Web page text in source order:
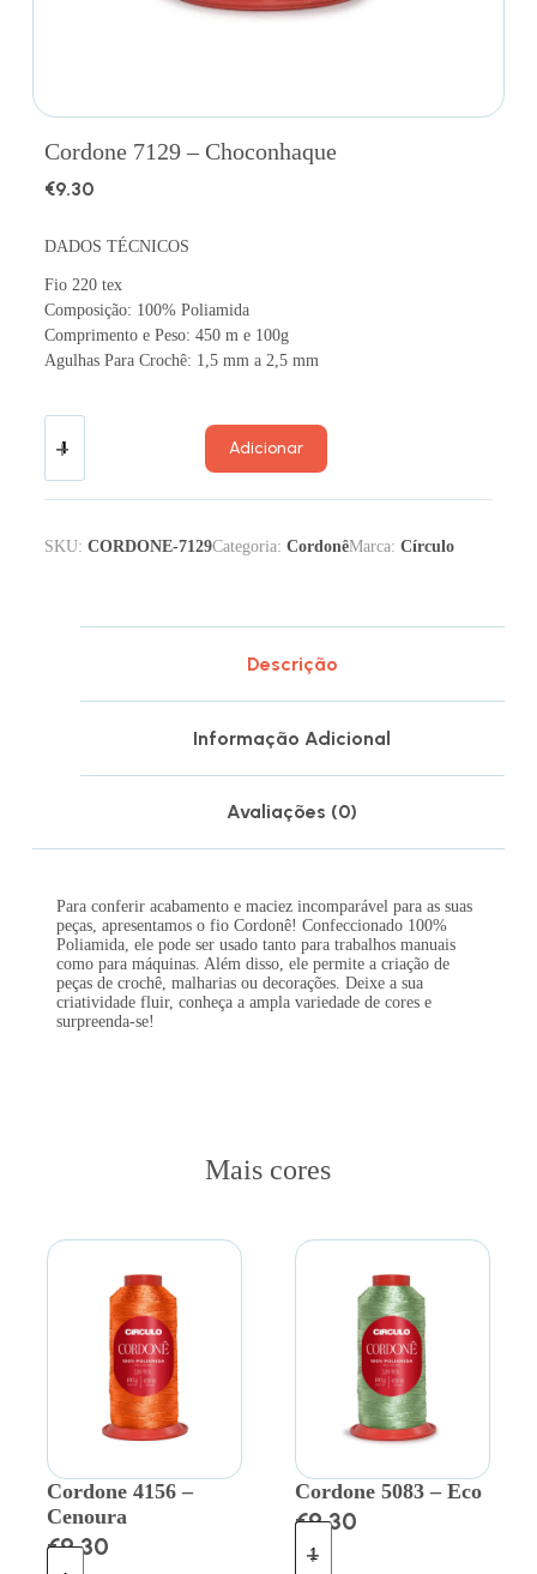
Cordone 7129 – Choconhaque
€9.30
DADOS TÉCNICOS
Fio 220 tex
Composição: 100% Poliamida
Comprimento e Peso: 450 m e 100g
Agulhas Para Crochê: 1,5 mm a 2,5 mm
Adicionar
SKU: CORDONE-7129Categoria: CordonêMarca: Círculo
Descrição
Informação Adicional
Avaliações (0)
Para conferir acabamento e maciez incomparável para as suas
peças, apresentamos o fio Cordonê! Confeccionado 100%
Poliamida, ele pode ser usado tanto para trabalhos manuais
como para máquinas. Além disso, ele permite a criação de
peças de crochê, malharias ou decorações. Deixe a sua
criatividade fluir, conheça a ampla variedade de cores e
surpreenda-se!
Mais cores
Cordone 4156 –
Cenoura
€9.30
Cordone 5083 – Eco
€9.30